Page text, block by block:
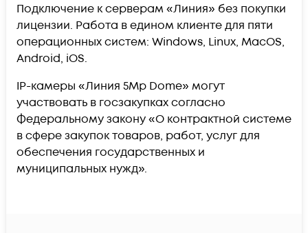
Подключение к серверам «Линия» без покупки
лицензии. Работа в едином клиенте для пяти
операционных систем: Windows, Linux, MacOS,
Android, iOS.
IP-камеры «Линия 5Mp Dome» могут
участвовать в госзакупках согласно
Федеральному закону «О контрактной системе
в сфере закупок товаров, работ, услуг для
обеспечения государственных и
муниципальных нужд».